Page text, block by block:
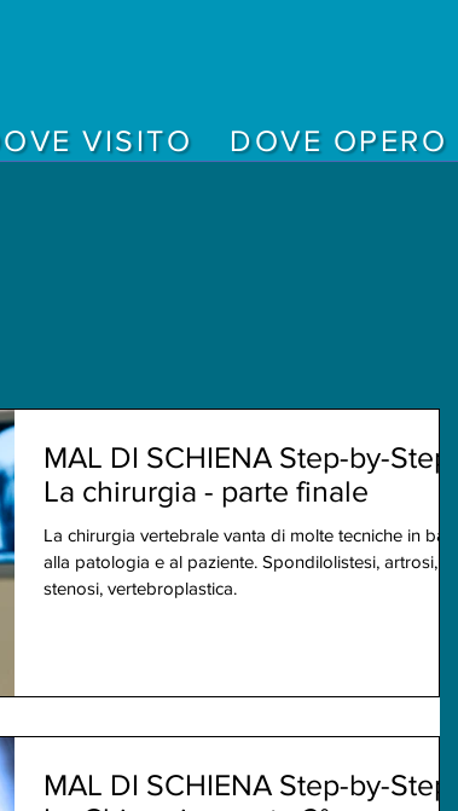
VISITO DOVE OPERO
MAL DI SCHIENA Step-by-Step -
La chirurgia - parte finale
La chirurgia vertebrale vanta di molte tecniche in base
alla patologia e al paziente. Spondilolistesi, artrosi,
stenosi, vertebroplastica.
MAL DI SCHIENA Step-by-Step -